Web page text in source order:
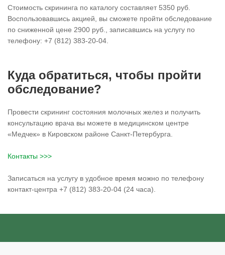
Стоимость скрининга по каталогу составляет 5350 руб.
Воспользовавшись акцией, вы сможете пройти обследование
по сниженной цене 2900 руб., записавшись на услугу по
телефону: +7 (812) 383-20-04.
Куда обратиться, чтобы пройти
обследование?
Провести скрининг состояния молочных желез и получить
консультацию врача вы можете в медицинском центре
«Медчек» в Кировском районе Санкт-Петербурга.
Контакты >>>
Записаться на услугу в удобное время можно по телефону
контакт-центра +7 (812) 383-20-04 (24 часа).